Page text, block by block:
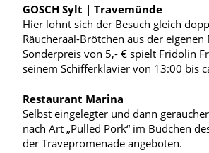
GOSCH Sylt | Travemünde
Hier lohnt sich der Besuch gleich
Räucheraal-Brötchen aus der eigenen
Sonderpreis von 5,- € spielt Fridolin
seinem Schifferklavier von 13:00 bis
Restaurant Marina
Selbst eingelegter und dann
nach Art „Pulled Pork“ im Büdchen
der Travepromenade angeboten.